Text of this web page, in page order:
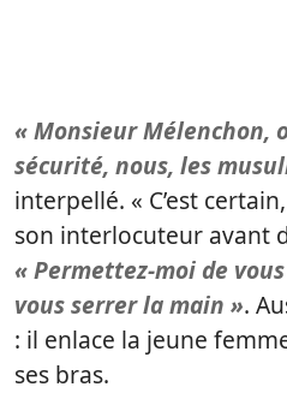
« Monsieur Mélenchon,
sécurité, nous, les
interpellé. « C’est
son interlocuteur avant
« Permettez-moi de
vous serrer la main ».
: il enlace la jeune
ses bras.